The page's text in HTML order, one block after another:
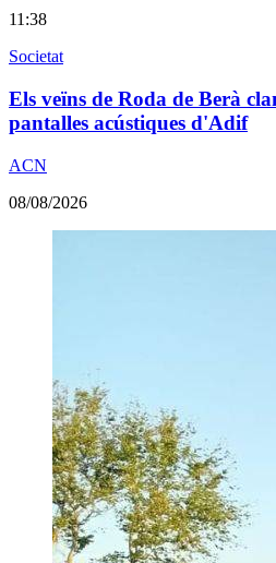
11:38
Societat
Els veïns de Roda de Berà
pantalles acústiques d'Adif
ACN
08/08/2026